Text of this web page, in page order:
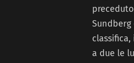
a due le